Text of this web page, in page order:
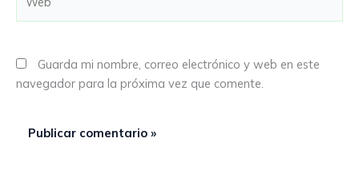
Guarda mi nombre, correo electrónico y web en este
navegador para la próxima vez que comente.